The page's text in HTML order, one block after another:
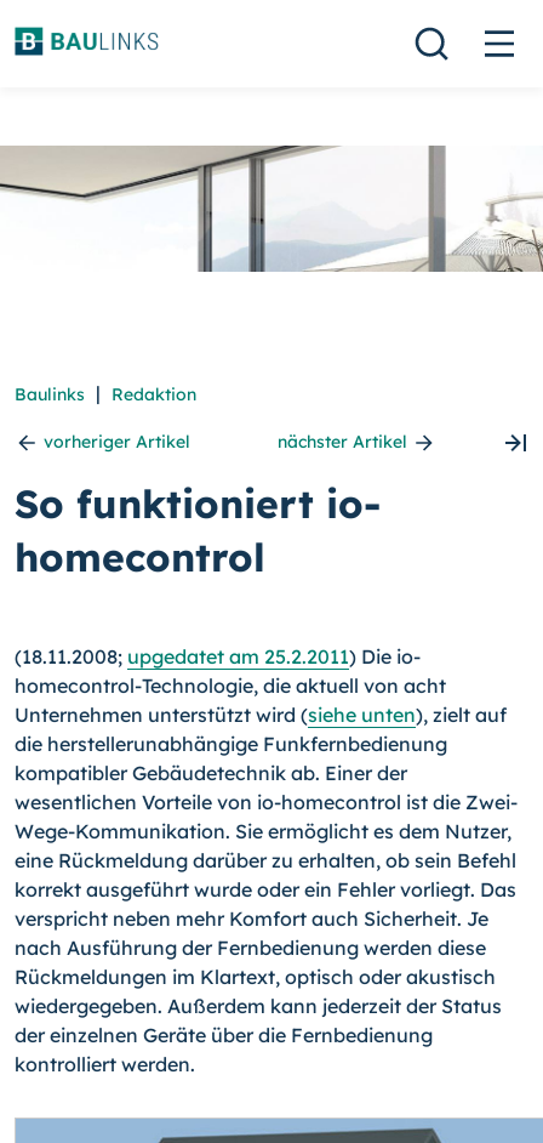
Baulinks | Redaktion
vorheriger Artikel nächster Artikel
So funktioniert io-
homecontrol
(18.11.2008; upgedatet am 25.2.2011) Die io-
homecontrol-Technologie, die aktuell von acht
Unternehmen unterstützt wird (siehe unten), zielt auf
die herstellerunabhängige Funkfernbedienung
kompatibler Gebäudetechnik ab. Einer der
wesentlichen Vorteile von io-homecontrol ist die Zwei-
Wege-Kommunikation. Sie ermöglicht es dem Nutzer,
eine Rückmeldung darüber zu erhalten, ob sein Befehl
korrekt ausgeführt wurde oder ein Fehler vorliegt. Das
verspricht neben mehr Komfort auch Sicherheit. Je
nach Ausführung der Fernbedienung werden diese
Rückmeldungen im Klartext, optisch oder akustisch
wiedergegeben. Außerdem kann jederzeit der Status
der einzelnen Geräte über die Fernbedienung
kontrolliert werden.